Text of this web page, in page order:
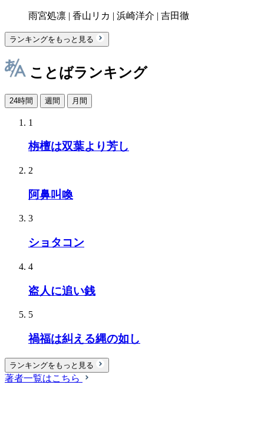
雨宮処凛 | 香山リカ | 浜崎洋介 | 吉田徹
ランキングをもっと見る
ことばランキング
24時間 週間 月間
1
栴檀は双葉より芳し
2
阿鼻叫喚
3
ショタコン
4
盗人に追い銭
5
禍福は糾える縄の如し
ランキングをもっと見る
著者一覧はこちら